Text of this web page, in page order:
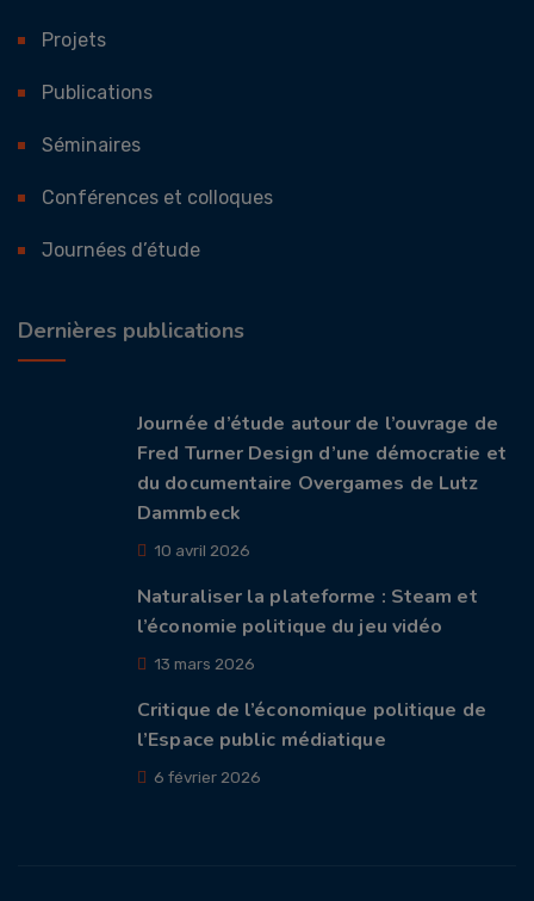
Projets
Publications
Séminaires
Conférences et colloques
Journées d’étude
Dernières publications
Journée d’étude autour de l’ouvrage de
Fred Turner Design d’une démocratie et
du documentaire Overgames de Lutz
Dammbeck
10 avril 2026
Naturaliser la plateforme : Steam et
l’économie politique du jeu vidéo
13 mars 2026
Critique de l’économique politique de
l’Espace public médiatique
6 février 2026